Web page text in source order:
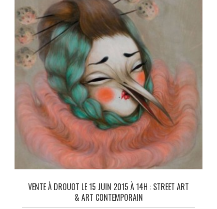
VENTE À DROUOT LE 15 JUIN 2015 À 14H : STREET ART
& ART CONTEMPORAIN